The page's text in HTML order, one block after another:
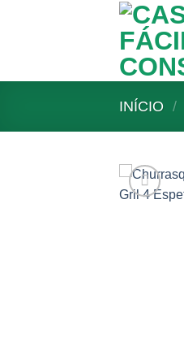
INÍCIO /